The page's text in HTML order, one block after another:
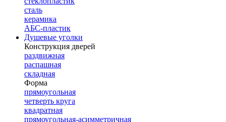
сталь
керамика
АБС-пластик
Душевые уголки
Конструкция дверей
раздвижная
распашная
складная
Форма
прямоугольная
четверть круга
квадратная
прямоугольная-асимметричная